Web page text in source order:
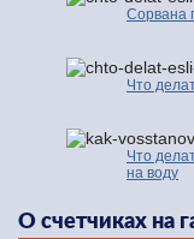
Сорвана
Что
Что
на воду
О счетчиках на